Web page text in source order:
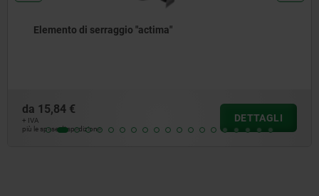
Viti di serraggio (Heavy)
da 30,64 €
+ IVA
più le spese di spedizione
DETTAGLI